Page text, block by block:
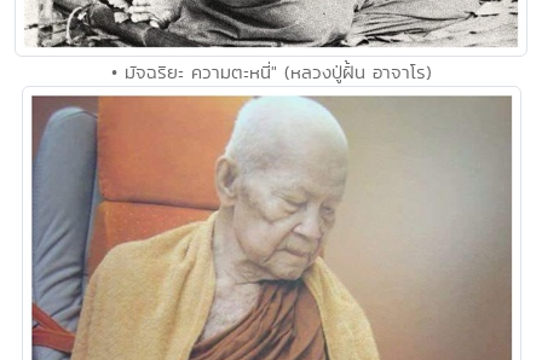
• มัจฉริยะ ความตะหนี่" (หลวงปู่ฝั้น อาจาโร)